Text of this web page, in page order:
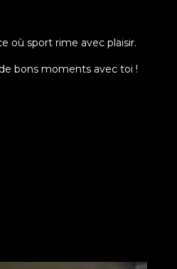
où sport rime avec plaisir.
bons moments avec toi !